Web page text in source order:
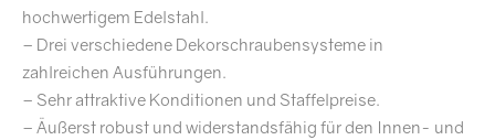
hochwertigem Edelstahl.
– Drei verschiedene Dekorschraubensysteme in
zahlreichen Ausführungen.
– Sehr attraktive Konditionen und Staffelpreise.
– Äußerst robust und widerstandsfähig für den Innen- und